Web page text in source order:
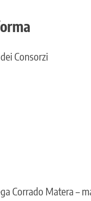
Consorzi
Corrado Matera –